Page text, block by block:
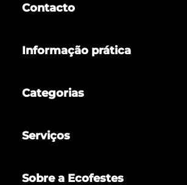
Contacto
Informação prática
Categorias
Serviços
Sobre a Ecofestes